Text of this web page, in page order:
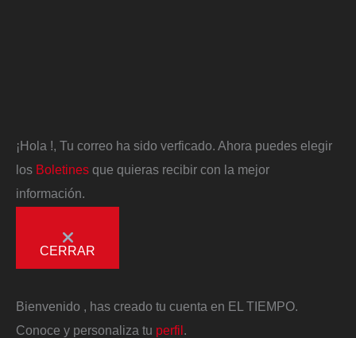
¡Hola !, Tu correo ha sido verficado. Ahora puedes elegir
los Boletines que quieras recibir con la mejor
información.
CERRAR
Bienvenido
, has creado tu cuenta en EL TIEMPO.
Conoce y personaliza tu perfil